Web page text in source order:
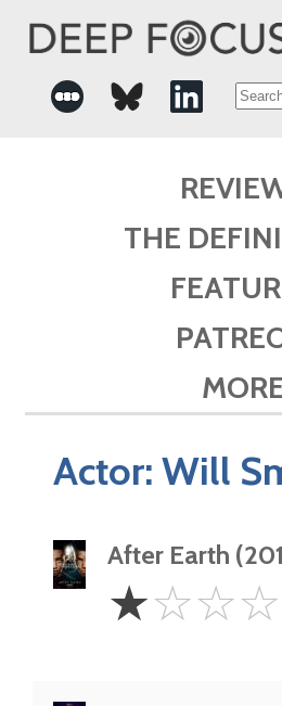
THE
Actor:Will
After Earth
Star
☆☆☆☆